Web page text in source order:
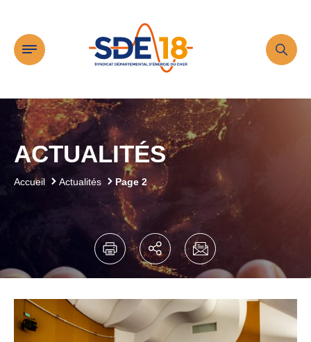
Le SDE18
Missions
Actualités
Publications
ACTUALITÉS
Accueil Actualités Page 2